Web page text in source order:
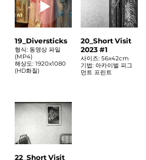
19_Diversticks
형식: 동영상 파일
(MP4)
해상도: 1920x1080
(HD화질)
20_Short Visit
2023 #1
사이즈: 56x42cm
기법: 아카이벌 피그
먼트 프린트
22_Short Visit